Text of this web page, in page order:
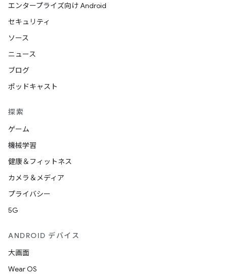
エンタープライズ向け Android
セキュリティ
ソース
ニュース
ブログ
ポッドキャスト
探索
ゲーム
機械学習
健康＆フィットネス
カメラ＆メディア
プライバシー
5G
ANDROID デバイス
大画面
Wear OS